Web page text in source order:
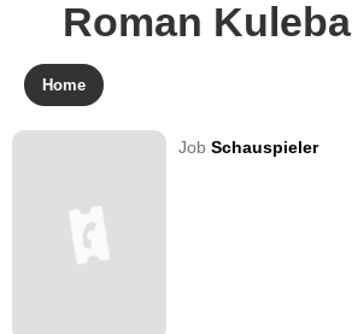
Roman Kuleba
Home
JobSchauspieler